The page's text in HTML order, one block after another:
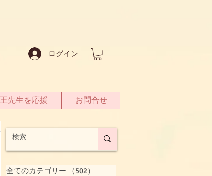
ログイン
王先生を応援 お問合せ
全てのカテゴリー （502）